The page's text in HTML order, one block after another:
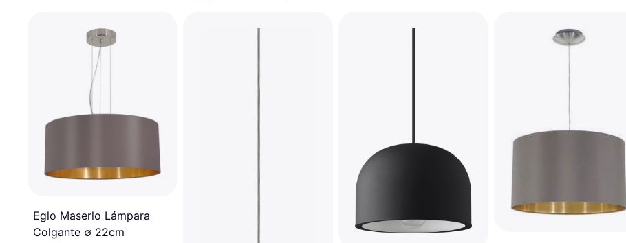
Eglo Maserlo Lámpara
Colgante ∅ 22cm